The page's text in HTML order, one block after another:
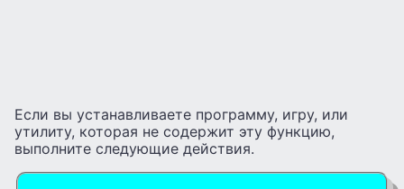
Если вы устанавливаете программу, игру, или
утилиту, которая не содержит эту функцию,
выполните следующие действия.